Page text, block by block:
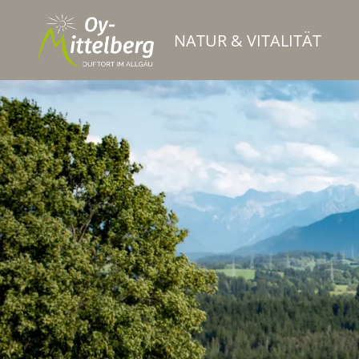
NATUR & VITALITÄT